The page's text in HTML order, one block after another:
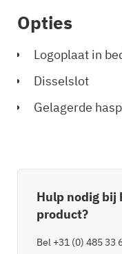
Opties
Logoplaat in
Disselslot
Gelagerde
Hulp nodig bij
product?
Bel +31 (0) 485 33